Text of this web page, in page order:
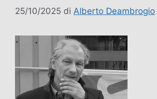
25/10/2025 di Alberto Deambrogio